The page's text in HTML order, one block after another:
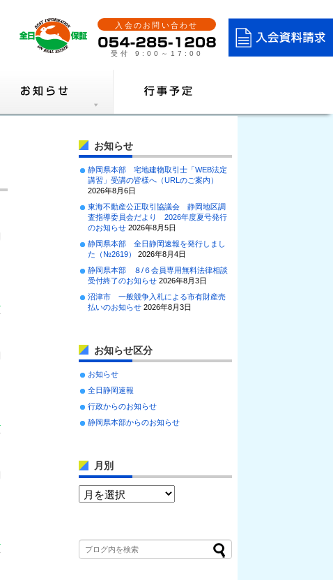
入会のお問い合わせ
受付 9:00～17:00
お知らせ
静岡県本部 宅地建物取引士「WEB法定
講習」受講の皆様へ（URLのご案内）
2026年8月6日
東海不動産公正取引協議会 静岡地区調
査指導委員会だより 2026年度夏号発行
のお知らせ 2026年8月5日
静岡県本部 全日静岡速報を発行しまし
た（№2619）
2026年8月4日
静岡県本部 ８/６会員専用無料法律相談
受付終了のお知らせ 2026年8月3日
沼津市 一般競争入札による市有財産売
払いのお知らせ 2026年8月3日
お知らせ区分
お知らせ
全日静岡速報
行政からのお知らせ
静岡県本部からのお知らせ
月別